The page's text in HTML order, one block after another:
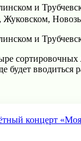
и
и
вводиться